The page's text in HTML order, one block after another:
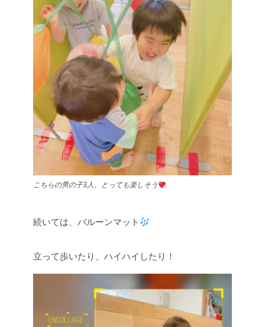
こちらの男の子3人、とっても楽しそう
続いては、バルーンマット
立って歩いたり、ハイハイしたり！